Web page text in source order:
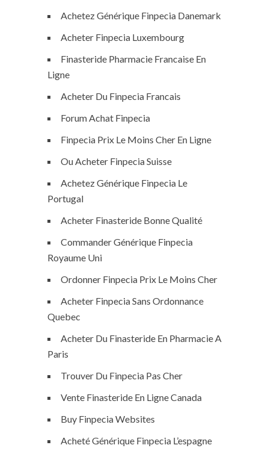
Achetez Générique Finpecia Danemark
Acheter Finpecia Luxembourg
Finasteride Pharmacie Francaise En
Ligne
Acheter Du Finpecia Francais
Forum Achat Finpecia
Finpecia Prix Le Moins Cher En Ligne
Ou Acheter Finpecia Suisse
Achetez Générique Finpecia Le
Portugal
Acheter Finasteride Bonne Qualité
Commander Générique Finpecia
Royaume Uni
Ordonner Finpecia Prix Le Moins Cher
Acheter Finpecia Sans Ordonnance
Quebec
Acheter Du Finasteride En Pharmacie A
Paris
Trouver Du Finpecia Pas Cher
Vente Finasteride En Ligne Canada
Buy Finpecia Websites
Acheté Générique Finpecia L’espagne